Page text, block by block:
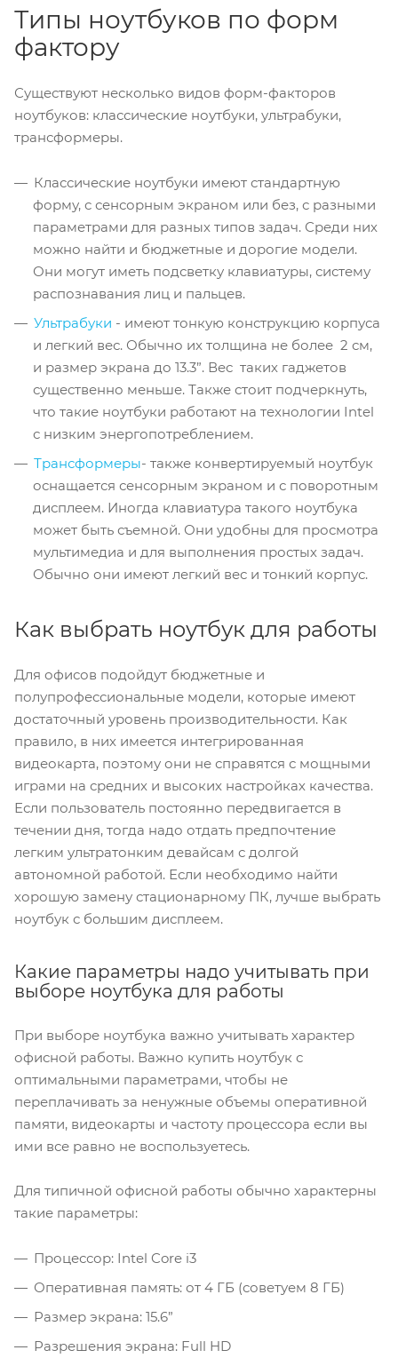
Типы ноутбуков по форм
фактору
Существуют несколько видов форм-факторов
ноутбуков: классические ноутбуки, ультрабуки,
трансформеры.
Классические ноутбуки имеют стандартную
форму, с сенсорным экраном или без, с разными
параметрами для разных типов задач. Среди них
можно найти и бюджетные и дорогие модели.
Они могут иметь подсветку клавиатуры, систему
распознавания лиц и пальцев.
Ультрабуки - имеют тонкую конструкцию корпуса
и легкий вес. Обычно их толщина не более 2 см,
и размер экрана до 13.3”. Вес таких гаджетов
существенно меньше. Также стоит подчеркнуть,
что такие ноутбуки работают на технологии Intel
с низким энергопотреблением.
Трансформеры- также конвертируемый ноутбук
оснащается сенсорным экраном и с поворотным
дисплеем. Иногда клавиатура такого ноутбука
может быть съемной. Они удобны для просмотра
мультимедиа и для выполнения простых задач.
Обычно они имеют легкий вес и тонкий корпус.
Как выбрать ноутбук для работы
Для офисов подойдут бюджетные и
полупрофессиональные модели, которые имеют
достаточный уровень производительности. Как
правило, в них имеется интегрированная
видеокарта, поэтому они не справятся с мощными
играми на средних и высоких настройках качества.
Если пользователь постоянно передвигается в
течении дня, тогда надо отдать предпочтение
легким ультратонким девайсам с долгой
автономной работой. Если необходимо найти
хорошую замену стационарному ПК, лучше выбрать
ноутбук с большим дисплеем.
Какие параметры надо учитывать при
выборе ноутбука для работы
При выборе ноутбука важно учитывать характер
офисной работы. Важно купить ноутбук с
оптимальными параметрами, чтобы не
переплачивать за ненужные объемы оперативной
памяти, видеокарты и частоту процессора если вы
ими все равно не воспользуетесь.
Для типичной офисной работы обычно характерны
такие параметры:
Процессор: Intel Core i3
Оперативная память: от 4 ГБ (советуем 8 ГБ)
Размер экрана: 15.6”
Разрешения экрана: Full HD